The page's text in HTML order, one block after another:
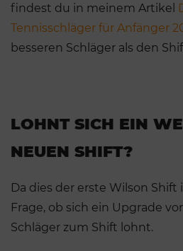
findest du in meinem Artikel
Tennisschläger für Anfänger
besseren Schläger als den
LOHNT SICH EIN
NEUEN SHIFT?
Da dies der erste Wilson Shift
Frage, ob sich ein Upgrade
Schläger zum Shift lohnt.